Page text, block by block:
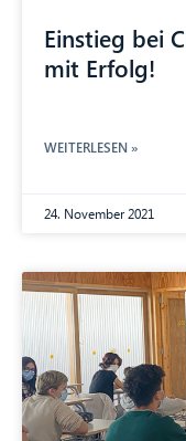
Einstieg bei
mit Erfolg!
WEITERLESEN »
24. November 2021